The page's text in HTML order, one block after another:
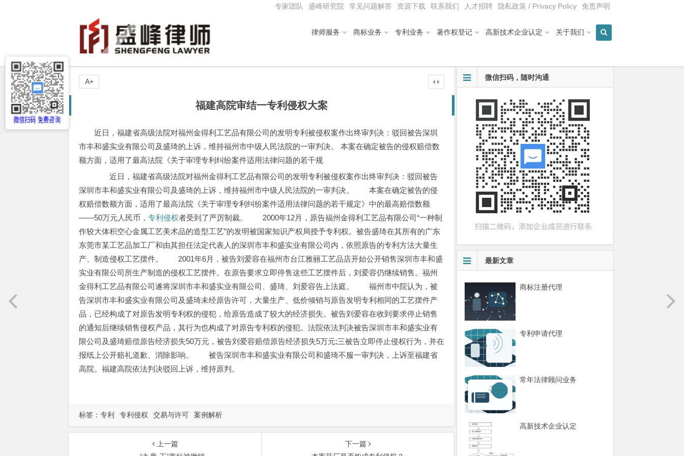
专家团队 盛峰研究院 常见问题解答 资源下载 联系我们 人才招聘 隐私政策 / Privacy Policy 免责声明
律师服务 商标业务 专利业务 著作权登记 高新技术企业认定 关于我们
福建高院审结一专利侵权大案
近日，福建省高级法院对福州金得利工艺品有限公司的发明专利被侵权案作出终审判决：驳回被告深圳
市丰和盛实业有限公司及盛琦的上诉，维持福州市中级人民法院的一审判决。 本案在确定被告的侵权赔偿数
额方面，适用了最高法院《关于审理专利纠纷案件适用法律问题的若干规
近日，福建省高级法院对福州金得利工艺品有限公司的发明专利被侵权案作出终审判决：驳回被告
深圳市丰和盛实业有限公司及盛琦的上诉，维持福州市中级人民法院的一审判决。 本案在确定被告的侵
权赔偿数额方面，适用了最高法院《关于审理专利纠纷案件适用法律问题的若干规定》中的最高赔偿数额
——50万元人民币，专利侵权者受到了严厉制裁。 2000年12月，原告福州金得利工艺品有限公司“一种制
作较大体积空心金属工艺美术品的造型工艺”的发明被国家知识产权局授予专利权。被告盛琦在其所有的广东
东莞市某工艺品加工厂和由其担任法定代表人的深圳市丰和盛实业有限公司内，依照原告的专利方法大量生
产、制造侵权工艺摆件。 2001年6月，被告刘爱容在福州市台江雅丽工艺品店开始公开销售深圳市丰和盛
实业有限公司所生产制造的侵权工艺摆件。在原告要求立即停售这些工艺摆件后，刘爱容仍继续销售。福州
金得利工艺品有限公司遂将深圳市丰和盛实业有限公司、盛琦、刘爱容告上法庭。 福州市中院认为，被
告深圳市丰和盛实业有限公司及盛琦未经原告许可，大量生产、低价倾销与原告发明专利相同的工艺摆件产
品，已经构成了对原告发明专利权的侵犯，给原告造成了较大的经济损失。被告刘爱容在收到要求停止销售
的通知后继续销售侵权产品，其行为也构成了对原告专利权的侵犯。法院依法判决被告深圳市丰和盛实业有
限公司及盛琦赔偿原告经济损失50万元，被告刘爱容赔偿原告经济损失5万元;三被告立即停止侵权行为，并在
报纸上公开赔礼道歉、消除影响。 被告深圳市丰和盛实业有限公司和盛琦不服一审判决，上诉至福建省
高院。福建高院依法判决驳回上诉，维持原判。
A+
标签：专利 专利侵权 交易与许可 案例解析
上一篇
下一篇
微信扫码，随时沟通
最新文章
商标注册代理
专利申请代理
常年法律顾问业务
高新技术企业认定